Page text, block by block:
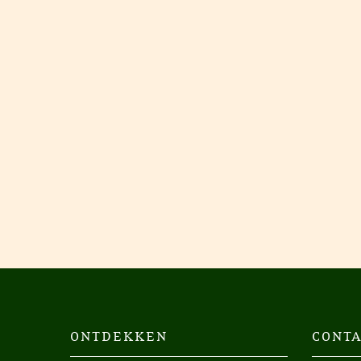
ONTDEKKEN